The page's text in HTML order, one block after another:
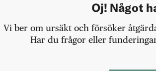
Oj! Något
Vi ber om ursäkt och försöker
Har du frågor eller